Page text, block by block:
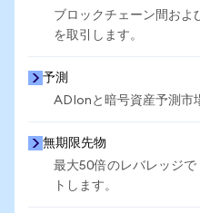
ブロックチェーン間お
を取引します。
予測
ADIonと暗号資産予測市
無期限先物
最大50倍のレバレッジ
トします。